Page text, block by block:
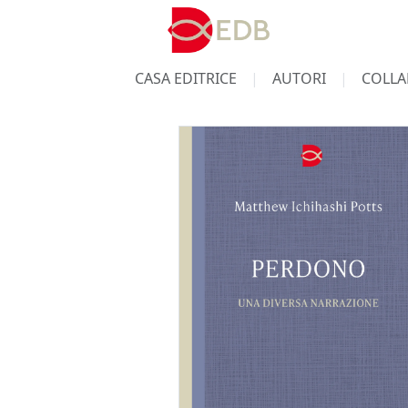
CASA EDITRICE AUTORI